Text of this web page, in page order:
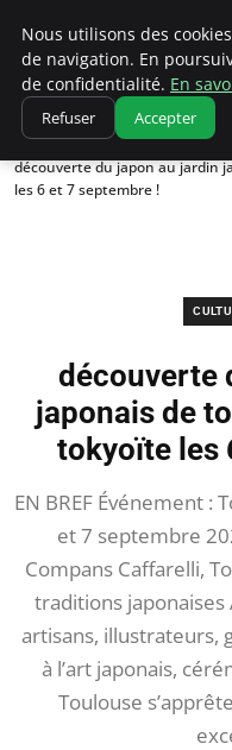
Correze Co
Accueil
Culture et traditions
découverte du japon au jardin
les 6 et 7 septembre !
découverte
japonais de
tokyoïte les
EN BREF Événement :
et 7 septembre
Compans Caffarelli,
traditions japonaises
artisans, illustrateurs,
à l’art japonais,
Toulouse
Nous utilisons des
de navigation. En
de confidentialité. En
Refuser Accepter